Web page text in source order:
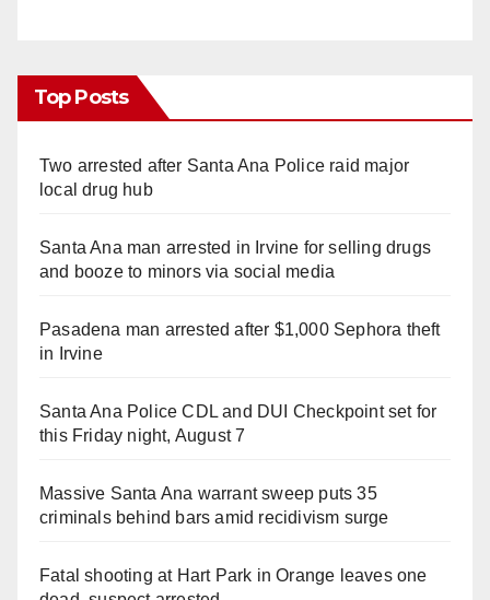
Top Posts
Two arrested after Santa Ana Police raid major
local drug hub
Santa Ana man arrested in Irvine for selling drugs
and booze to minors via social media
Pasadena man arrested after $1,000 Sephora theft
in Irvine
Santa Ana Police CDL and DUI Checkpoint set for
this Friday night, August 7
Massive Santa Ana warrant sweep puts 35
criminals behind bars amid recidivism surge
Fatal shooting at Hart Park in Orange leaves one